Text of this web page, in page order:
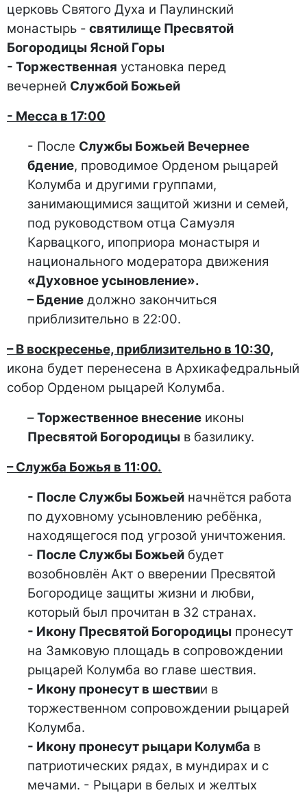
церковь Святого Духа и Паулинский
монастырь - святилище Пресвятой
Богородицы Ясной Горы
- Торжественная установка перед
вечерней Службой Божьей
- Месса в 17:00
- После Службы Божьей Вечернее
бдение, проводимое Орденом рыцарей
Колумба и другими группами,
занимающимися защитой жизни и семей,
под руководством отца Самуэля
Карвацкого, ипоприора монастыря и
национального модератора движения
«Духовное усыновление».
– Бдение должно закончиться
приблизительно в 22:00.
– В воскресенье, приблизительно в 10:30,
икона будет перенесена в Архикафедральный
собор Орденом рыцарей Колумба.
–Торжественное внесение иконы
Пресвятой Богородицы в базилику.
– Служба Божья в 11:00.
- После Службы Божьей начнётся работа
по духовному усыновлению ребёнка,
находящегося под угрозой уничтожения.
- После Службы Божьей будет
возобновлён Акт о вверении Пресвятой
Богородице защиты жизни и любви,
который был прочитан в 32 странах.
- Икону Пресвятой Богородицы пронесут
на Замковую площадь в сопровождении
рыцарей Колумба во главе шествия.
- Икону пронесут в шествии в
торжественном сопровождении рыцарей
Колумба.
- Икону пронесут рыцари Колумба в
патриотических рядах, в мундирах и с
мечами. - Рыцари в белых и желтых